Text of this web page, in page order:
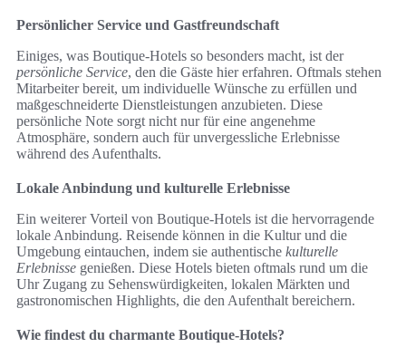
Persönlicher Service und Gastfreundschaft
Einiges, was Boutique-Hotels so besonders macht, ist der
persönliche Service, den die Gäste hier erfahren. Oftmals stehen
Mitarbeiter bereit, um individuelle Wünsche zu erfüllen und
maßgeschneiderte Dienstleistungen anzubieten. Diese
persönliche Note sorgt nicht nur für eine angenehme
Atmosphäre, sondern auch für unvergessliche Erlebnisse
während des Aufenthalts.
Lokale Anbindung und kulturelle Erlebnisse
Ein weiterer Vorteil von Boutique-Hotels ist die hervorragende
lokale Anbindung. Reisende können in die Kultur und die
Umgebung eintauchen, indem sie authentische kulturelle
Erlebnisse genießen. Diese Hotels bieten oftmals rund um die
Uhr Zugang zu Sehenswürdigkeiten, lokalen Märkten und
gastronomischen Highlights, die den Aufenthalt bereichern.
Wie findest du charmante Boutique-Hotels?